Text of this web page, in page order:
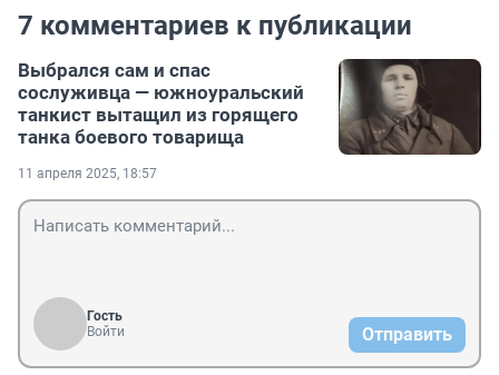
7 комментариев к публикации
Выбрался сам и спас
сослуживца — южноуральский
танкист вытащил из горящего
танка боевого товарища
11 апреля 2025, 18:57
Гость
Войти
Отправить